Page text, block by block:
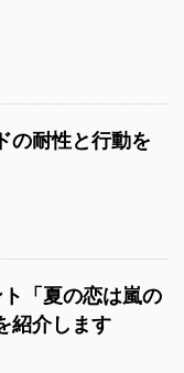
の耐性と行動を
「夏の恋は嵐の
紹介します